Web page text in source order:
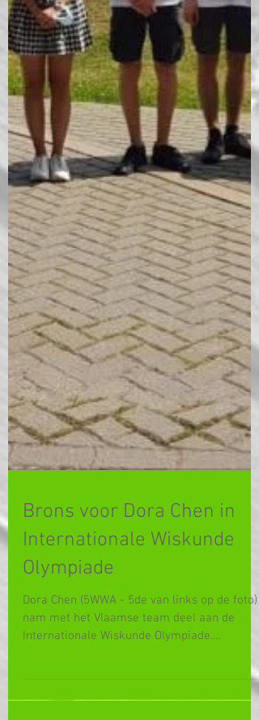
Brons voor Dora Chen in
Internationale Wiskunde
Olympiade
Dora Chen (5WWA - 5de van links op de foto)
Oorspronkelijk was de...